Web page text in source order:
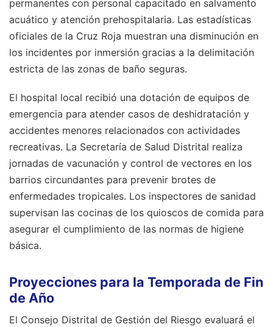
permanentes con personal capacitado en salvamento
acuático y atención prehospitalaria. Las estadísticas
oficiales de la Cruz Roja muestran una disminución en
los incidentes por inmersión gracias a la delimitación
estricta de las zonas de baño seguras.
El hospital local recibió una dotación de equipos de
emergencia para atender casos de deshidratación y
accidentes menores relacionados con actividades
recreativas. La Secretaría de Salud Distrital realiza
jornadas de vacunación y control de vectores en los
barrios circundantes para prevenir brotes de
enfermedades tropicales. Los inspectores de sanidad
supervisan las cocinas de los quioscos de comida para
asegurar el cumplimiento de las normas de higiene
básica.
Proyecciones para la Temporada de Fin
de Año
El Consejo Distrital de Gestión del Riesgo evaluará el